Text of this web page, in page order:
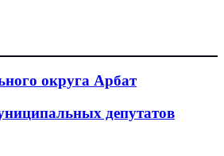
округа Арбат
депутатов